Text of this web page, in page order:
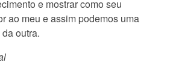
e mostrar como seu
ao meu e assim podemos uma
outra.